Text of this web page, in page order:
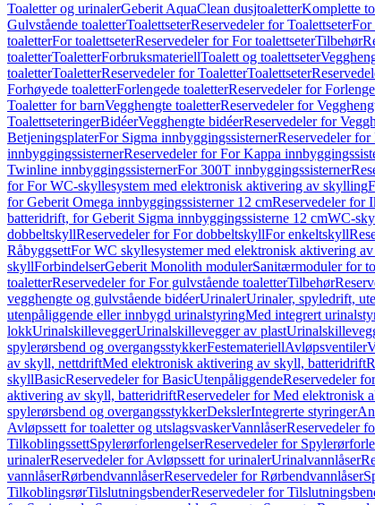
Toaletter og urinalerGeberit AquaClean dusjtoaletterKomplette
Gulvstående toaletterToalettseterReservedeler for ToalettseterFor
toaletterFor toalettseterReservedeler for For toalettseterTilbehør
toaletterToaletterForbruksmateriellToalett og toalettseter
toaletterToaletterReservedeler for ToaletterToalettseter
Forhøyede toaletterForlengede toaletterReservedeler for
Toaletter for barnVegghengte toaletterReservedeler for
ToalettseteringerBidéerVegghengte bidéerReservedeler for
BetjeningsplaterFor Sigma innbyggingssisternerReservedeler
innbyggingssisternerReservedeler for For Kappa
Twinline innbyggingssisternerFor 300T innbyggingssisterner
for For WC-skyllesystem med elektronisk aktivering av skylling
for Geberit Omega innbyggingssisterner 12 cmReservedeler for
batteridrift, for Geberit Sigma innbyggingssisterne 12 cmWC-
dobbeltskyllReservedeler for For dobbeltskyllFor enkeltskyll
RåbyggsettFor WC skyllesystemer med elektronisk aktivering
skyllForbindelserGeberit Monolith modulerSanitærmoduler for
toaletterReservedeler for For gulvstående toaletterTilbehør
vegghengte og gulvstående bidéerUrinalerUrinaler, spyledrift,
utenpåliggende eller innbygd urinalstyringMed integrert
lokkUrinalskilleveggerUrinalskillevegger av plast
spylerørsbend og overgangsstykkerFestemateriellAvløpsventiler
av skyll, nettdriftMed elektronisk aktivering av skyll, batteridrift
skyllBasicReservedeler for BasicUtenpåliggendeReservedeler
aktivering av skyll, batteridriftReservedeler for Med elektronisk
spylerørsbend og overgangsstykkerDekslerIntegrerte styringer
Avløpssett for toaletter og utslagsvaskerVannlåserReservedeler
TilkoblingssettSpylerørforlengelserReservedeler for
urinalerReservedeler for Avløpssett for urinalerUrinalvannlåser
vannlåserRørbendvannlåserReservedeler for Rørbendvannlåser
TilkoblingsrørTilslutningsbenderReservedeler for